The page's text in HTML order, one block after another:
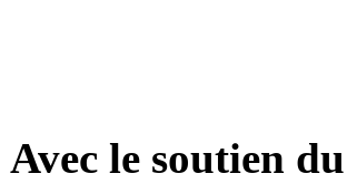
Avec le soutien